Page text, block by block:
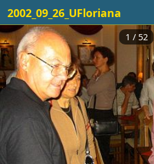
2002_09_26_UFloriana
1 / 52